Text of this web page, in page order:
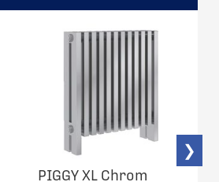
PIGGY XL Chrom
❯